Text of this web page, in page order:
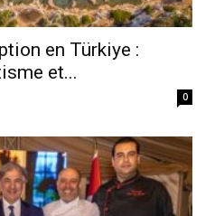
en Türkiye :
et...
0